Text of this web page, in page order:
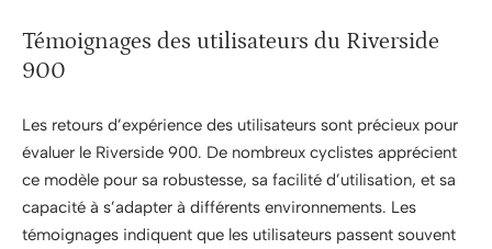
Témoignages des utilisateurs du Riverside
900
Les retours d’expérience des utilisateurs sont précieux pour
évaluer le Riverside 900. De nombreux cyclistes apprécient
ce modèle pour sa robustesse, sa facilité d’utilisation, et sa
capacité à s’adapter à différents environnements. Les
témoignages indiquent que les utilisateurs passent souvent